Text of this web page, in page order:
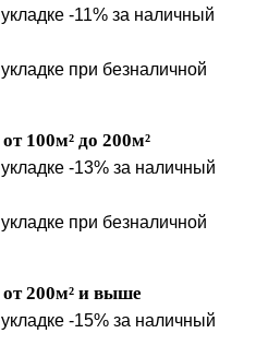
-11% за наличный
при безналичной
100м² до 200м²
-13% за наличный
при безналичной
200м² и выше
-15% за наличный